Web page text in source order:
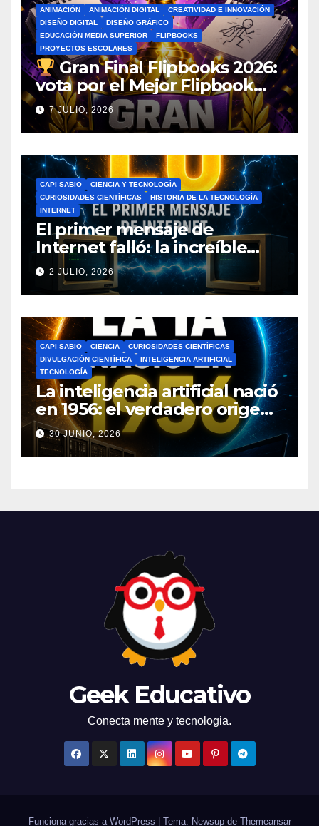
ANIMACIÓN ANIMACIÓN DIGITAL
CREATIVIDAD E INNOVACIÓN
DISEÑO DIGITAL
DISEÑO GRÁFICO
EDUCACIÓN MEDIA SUPERIOR
FLIPBOOKS
PROYECTOS ESCOLARES
Gran Final Flipbooks 2026:
vota por el Mejor Flipbook
del Ciclo Escolar
7 JULIO, 2026
CAPI SABIO
CIENCIA Y TECNOLOGÍA
CURIOSIDADES CIENTÍFICAS
HISTORIA DE LA TECNOLOGÍA
INTERNET
El primer mensaje de
Internet falló: la increíble
historia de ARPANET que
cambió el mundo
2 JULIO, 2026
CAPI SABIO CIENCIA
CURIOSIDADES CIENTÍFICAS
DIVULGACIÓN CIENTÍFICA
INTELIGENCIA ARTIFICIAL
TECNOLOGÍA
La inteligencia artificial nació
en 1956: el verdadero origen
de la IA que cambió el
mundo
30 JUNIO, 2026
Geek Educativo
Conecta mente y tecnologia.
Funciona gracias a WordPress Tema: Newsup de Themeansar